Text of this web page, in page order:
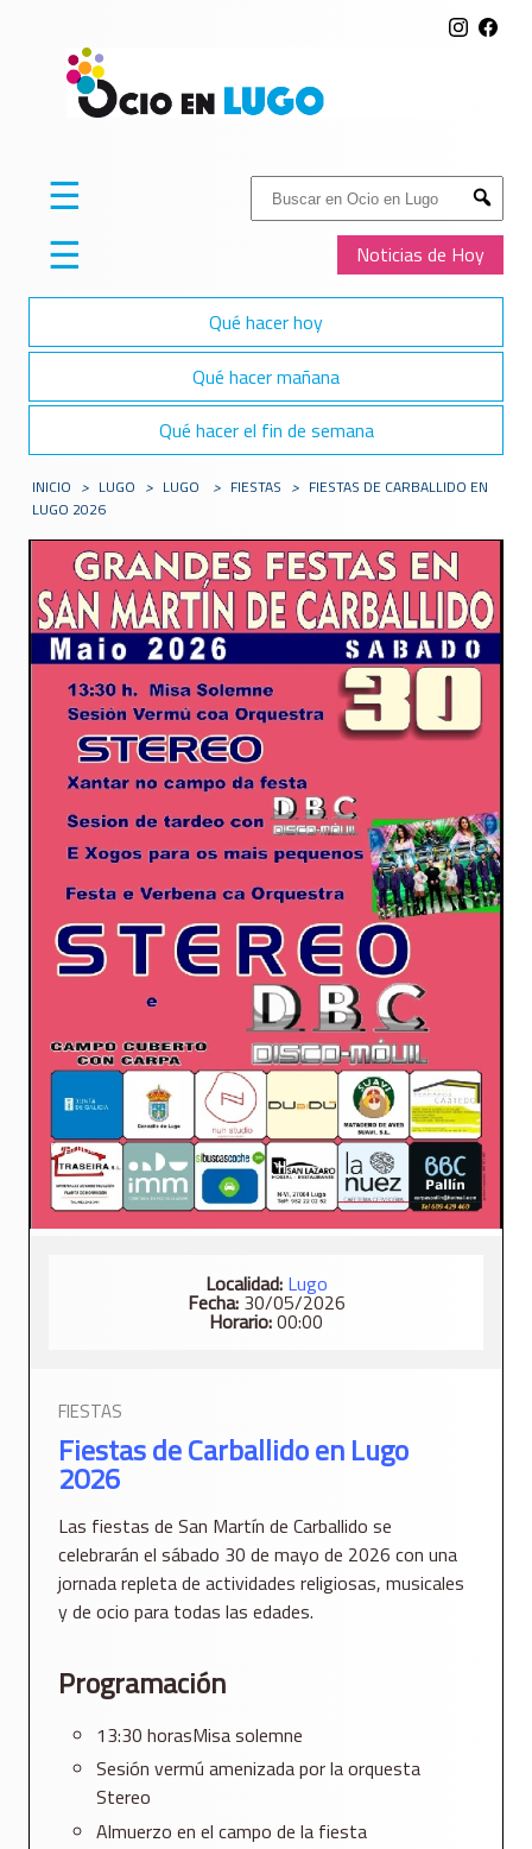
Buscar:
Submit
Noticias de Hoy
☰
☰
Qué hacer hoy
Qué hacer mañana
Qué hacer el fin de semana
INICIO > LUGO > LUGO > FIESTAS > FIESTAS DE CARBALLIDO EN
LUGO 2026
Localidad: Lugo
Fecha:30/05/2026
Horario:00:00
FIESTAS
Fiestas de Carballido en Lugo
2026
Las fiestas de San Martín de Carballido se
celebrarán el sábado 30 de mayo de 2026 con una
jornada repleta de actividades religiosas, musicales
y de ocio para todas las edades.
Programación
13:30 horasMisa solemne
Sesión vermú amenizada por la orquesta
Stereo
Almuerzo en el campo de la fiesta